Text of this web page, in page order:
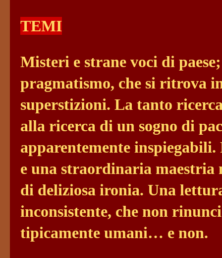
TEMI
Misteri e strane voci di
pragmatismo, che si ritrova
superstizioni. La tanto
alla ricerca di un sogno di
apparentemente inspiegabili.
e una straordinaria maestria
di deliziosa ironia. Una
inconsistente, che non
tipicamente umani… e non.